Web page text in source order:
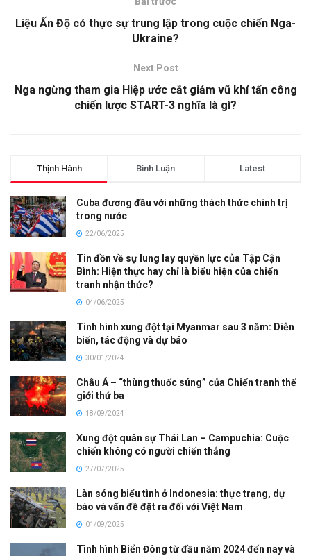
Liệu Ấn Độ có thực sự trung lập trong cuộc chiến Nga-
Ukraine?
Next Post
Nga ngừng tham gia Hiệp ước cắt giảm vũ khí tấn công
chiến lược START-3 nghĩa là gì?
Thịnh Hành Bình Luận Latest
Cuba đương đầu với những thách thức chính trị
trong nước
22/06/2025
Tin đồn về sự lung lay quyền lực của Tập Cận
Bình: Hiện thực hay chỉ là biểu hiện của chiến
tranh nhận thức?
04/06/2025
Tình hình xung đột tại Myanmar sau 3 năm: Diễn
biến, tác động và dự báo
30/01/2024
Châu Á – “thùng thuốc súng” của Chiến tranh thế
giới thứ ba
18/09/2024
Xung đột quân sự Thái Lan – Campuchia: Cuộc
chiến không có người chiến thắng
27/07/2025
Làn sóng biểu tình ở Indonesia: thực trạng, dự
báo và vấn đề đặt ra đối với Việt Nam
01/09/2025
Tình hình Biển Đông từ đầu năm 2024 đến nay và